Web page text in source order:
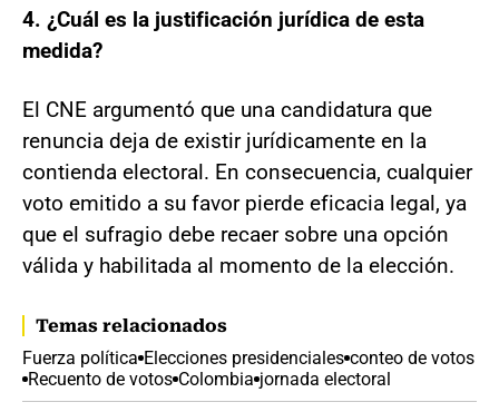
4. ¿Cuál es la justificación jurídica de esta
medida?
El CNE argumentó que una candidatura que
renuncia deja de existir jurídicamente en la
contienda electoral. En consecuencia, cualquier
voto emitido a su favor pierde eficacia legal, ya
que el sufragio debe recaer sobre una opción
válida y habilitada al momento de la elección.
Temas relacionados
Fuerza política Elecciones presidenciales conteo de votos
Recuento de votos Colombia jornada electoral